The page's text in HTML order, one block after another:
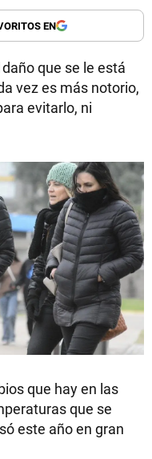
EN
que se le está
vez es más notorio,
evitarlo, ni
que hay en las
que se
este año en gran